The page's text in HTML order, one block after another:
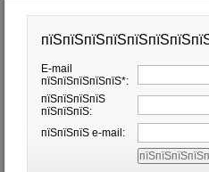
E-mail
пїЅпїЅпїЅпїЅпїЅ*:
пїЅпїЅпїЅпїЅ
пїЅпїЅпїЅ:
пїЅпїЅпїЅ e-mail: